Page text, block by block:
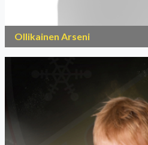
Ollikainen Arseni